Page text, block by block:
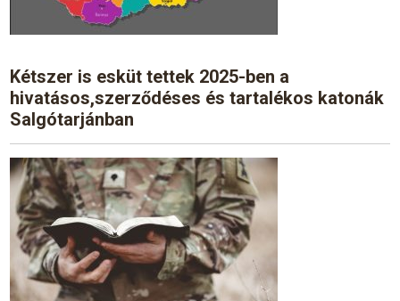
Kétszer is esküt tettek 2025-ben a
hivatásos,szerződéses és tartalékos katonák
Salgótarjánban